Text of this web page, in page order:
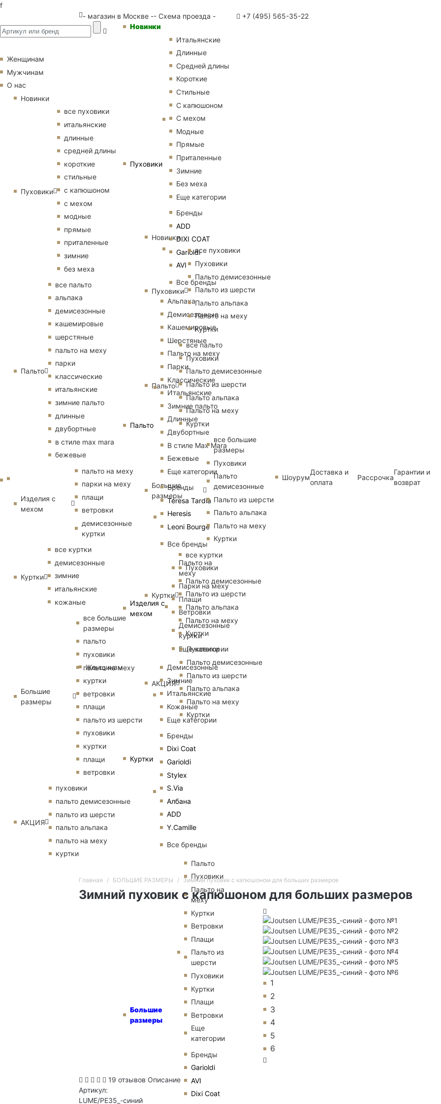
f
- магазин в Москве -- Схема проезда - +7 (495) 565-35-22
Женщинам
Новинки
Пуховики
Итальянские
Длинные
Средней длины
Короткие
Стильные
С капюшоном
С мехом
Модные
Прямые
Приталенные
Зимние
Без меха
Еще категории
Бренды
ADD
DIXI COAT
Garioldi
AVI
Все бренды
Пальто
Альпака
Демисезонные
Кашемировые
Шерстяные
Пальто на меху
Парки
Классические
Итальянские
Зимние пальто
Длинные
Двубортные
В стиле Max Mara
Бежевые
Еще категории
Бренды
Teresa Tardia
Heresis
Leoni Bourge
Все бренды
Изделия с
мехом
Пальто на
меху
Парки на меху
Плащи
Ветровки
Демисезонные
куртки
Еще категории
Куртки
Демисезонные
Зимние
Итальянские
Кожаные
Еще категории
Бренды
Dixi Coat
Garioldi
Stylex
S.Via
Албана
ADD
Y.Camille
Все бренды
Большие
размеры
Пальто
Пуховики
Пальто на
меху
Куртки
Ветровки
Плащи
Пальто из
шерсти
Пуховики
Куртки
Плащи
Ветровки
Еще
категории
Бренды
Garioldi
AVI
Dixi Coat
Женщинам
Мужчинам
О нас
Новинки
Пуховики
все пуховики
итальянские
длинные
средней длины
короткие
стильные
с капюшоном
с мехом
модные
прямые
приталенные
зимние
без меха
Пальто
все пальто
альпака
демисезонные
кашемировые
шерстяные
пальто на меху
парки
классические
итальянские
зимние пальто
длинные
двубортные
в стиле max mara
бежевые
Изделия с
мехом
пальто на меху
парки на меху
плащи
ветровки
демисезонные
куртки
Куртки
все куртки
демисезонные
зимние
итальянские
кожаные
Большие
размеры
все большие
размеры
пальто
пуховики
пальто на меху
куртки
ветровки
плащи
пальто из шерсти
пуховики
куртки
плащи
ветровки
АКЦИЯ
пуховики
пальто демисезонные
пальто из шерсти
пальто альпака
пальто на меху
куртки
Новинки
Пуховики
все пуховики
Пуховики
Пальто демисезонные
Пальто из шерсти
Пальто альпака
Пальто на меху
Куртки
Пальто
все пальто
Пуховики
Пальто демисезонные
Пальто из шерсти
Пальто альпака
Пальто на меху
Куртки
Большие
размеры
все большие
размеры
Пуховики
Пальто
демисезонные
Пальто из шерсти
Пальто альпака
Пальто на меху
Куртки
Куртки
все куртки
Пуховики
Пальто демисезонные
Пальто из шерсти
Пальто альпака
Пальто на меху
Куртки
АКЦИЯ
Пуховики
Пальто демисезонные
Пальто из шерсти
Пальто альпака
Пальто на меху
Куртки
Шоурум
Доставка и
оплата
Рассрочка
Гарантии и
возврат
Главная БОЛЬШИЕ РАЗМЕРЫ Зимний пуховик с капюшоном для больших размеров
Зимний пуховик с капюшоном для больших размеров
1
2
3
4
5
6
19 отзывов Описание
Артикул:
LUME/PE35_-синий